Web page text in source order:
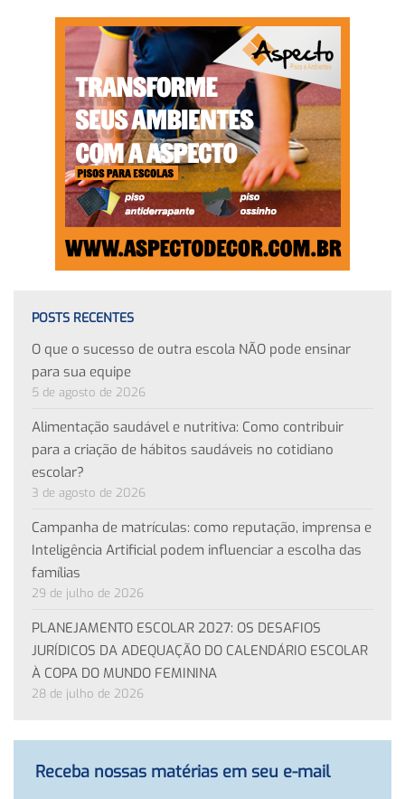
POSTS RECENTES
O que o sucesso de outra escola NÃO pode ensinar
para sua equipe
5 de agosto de 2026
Alimentação saudável e nutritiva: Como contribuir
para a criação de hábitos saudáveis no cotidiano
escolar?
3 de agosto de 2026
Campanha de matrículas: como reputação, imprensa e
Inteligência Artificial podem influenciar a escolha das
famílias
29 de julho de 2026
PLANEJAMENTO ESCOLAR 2027: OS DESAFIOS
JURÍDICOS DA ADEQUAÇÃO DO CALENDÁRIO ESCOLAR
À COPA DO MUNDO FEMININA
28 de julho de 2026
Receba nossas matérias em seu e-mail